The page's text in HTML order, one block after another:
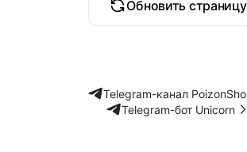
Обновить страницу
Telegram-канал
Telegram-бот Unicorn